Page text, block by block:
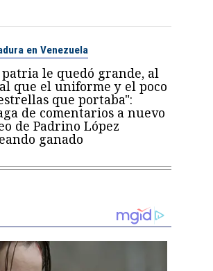
en Venezuela
patria le quedó grande, al
que el uniforme y el poco
que portaba":
de comentarios a nuevo
de Padrino López
ganado